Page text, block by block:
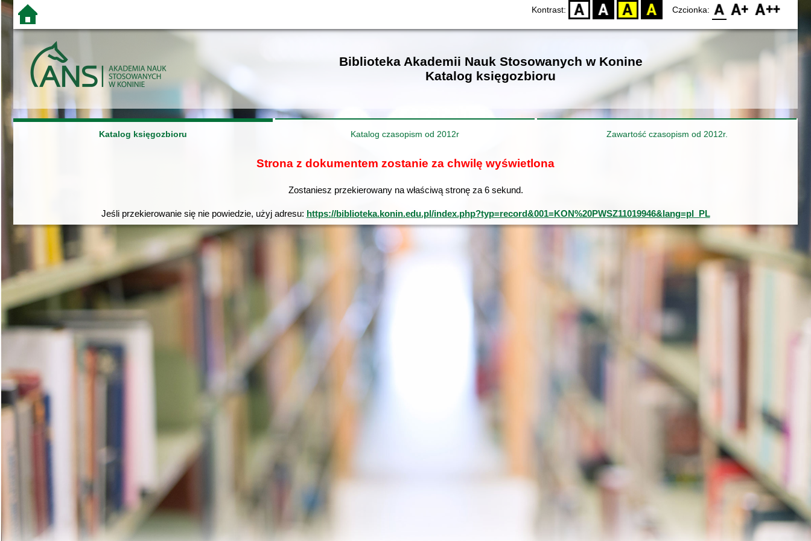
Kontrast: D BW YB BY Czcionka: F0 F1 F2
Biblioteka Akademii Nauk Stosowanych w Konine
Katalog księgozbioru
Katalog księgozbioru Katalog czasopism od 2012r Zawartość czasopism od 2012r.
Strona z dokumentem zostanie za chwilę wyświetlona
Zostaniesz przekierowany na właściwą stronę za 6sekund.
Jeśli przekierowanie się nie powiedzie, użyj adresu: https://biblioteka.konin.edu.pl/index.php?typ=record&001=KON%20PWSZ11019946&lang=pl_PL